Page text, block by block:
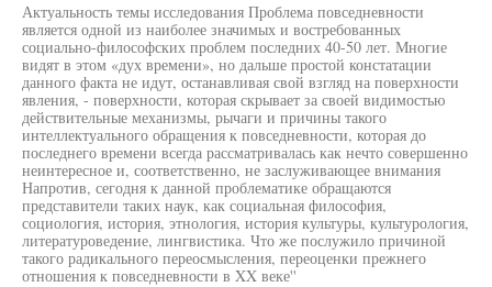
Актуальность темы исследования Проблема повседневности
является одной из наиболее значимых и востребованных
социально-философских проблем последних 40-50 лет. Многие
видят в этом «дух времени», но дальше простой констатации
данного факта не идут, останавливая свой взгляд на поверхности
явления, - поверхности, которая скрывает за своей видимостью
действительные механизмы, рычаги и причины такого
интеллектуального обращения к повседневности, которая до
последнего времени всегда рассматривалась как нечто совершенно
неинтересное и, соответственно, не заслуживающее внимания
Напротив, сегодня к данной проблематике обращаются
представители таких наук, как социальная философия,
социология, история, этнология, история культуры, культурология,
литературоведение, лингвистика. Что же послужило причиной
такого радикального переосмысления, переоценки прежнего
отношения к повседневности в XX веке''